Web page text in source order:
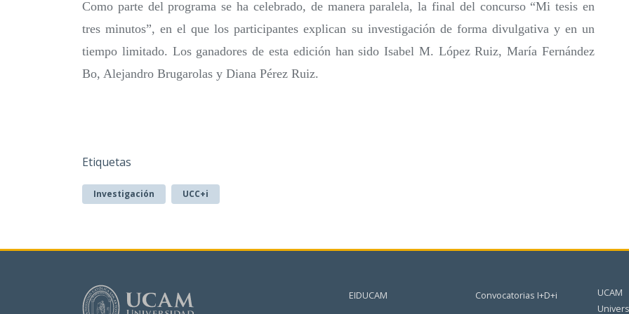
Como parte del programa se ha celebrado, de manera paralela, la final del concurso “Mi tesis en
tres minutos”, en el que los participantes explican su investigación de forma divulgativa y en un
tiempo limitado. Los ganadores de esta edición han sido Isabel M. López Ruiz, María Fernández
Bo, Alejandro Brugarolas y Diana Pérez Ruiz.
Etiquetas
Investigación UCC+i
EIDUCAM
Convocatorias I+D+i
UCAM